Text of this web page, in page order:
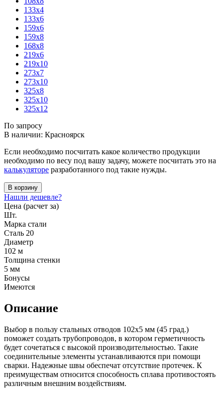
133x4
133x6
159x6
159x8
168x8
219x6
219x10
273x7
273x10
325x8
325x10
325x12
По запросу
В наличии: Красноярск
Если необходимо посчитать какое количество продукции
необходимо по весу под вашу задачу, можете посчитать это на
калькуляторе разработанного под такие нужды.
В корзину
Нашли дешевле?
Цена (расчет за)
Шт.
Марка стали
Сталь 20
Диаметр
102 м
Толщина стенки
5 мм
Бонусы
Имеются
Описание
Выбор в пользу стальных отводов 102x5 мм (45 град.)
поможет создать трубопроводов, в котором герметичность
будет сочетаться с высокой производительностью. Такие
соединительные элементы устанавливаются при помощи
сварки. Надежные швы обеспечат отсутствие протечек. К
преимуществам относится способность сплава противостоять
различным внешним воздействиям.